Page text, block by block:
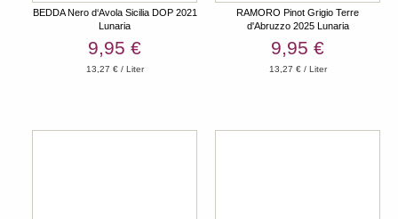
BEDDA Nero d‘Avola Sicilia DOP 2021
Lunaria
9,95 €
13,27 € / Liter
RAMORO Pinot Grigio Terre
d'Abruzzo 2025 Lunaria
9,95 €
13,27 € / Liter